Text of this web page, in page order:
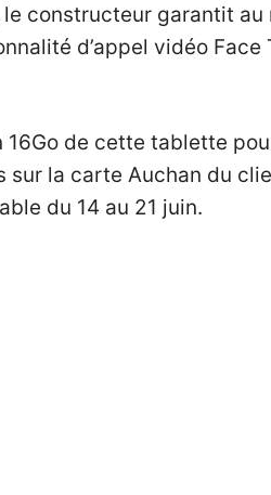
constructeur garantit
d’appel vidéo
16Go de cette tablette
la carte Auchan du
du 14 au 21 juin.